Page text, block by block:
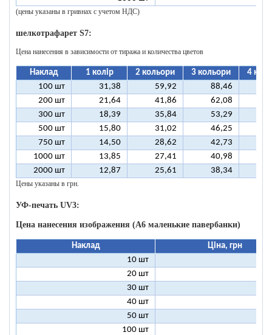
(цены указаны в гривнах с учетом НДС)
шелкотрафарет S7:
Цена нанесения в зависимости от тиража и количества цветов
Наклад 1 колір 2 кольори 3 кольори
4
100 шт
31,38 59,92 88,46
200 шт
21,64 41,86 62,08
300 шт
18,39 35,84 53,29
500 шт
15,80 31,02 46,25
750 шт
14,50 28,62 42,73
1000 шт
13,85 27,41 40,98
2000 шт
12,87 25,61 38,34
Цены указаны в грн.
УФ-печать UV3:
Цена нанесения изображения (А6 маленькие павербанки)
Наклад
Ціна, грн
10 шт
20 шт
30 шт
40 шт
50 шт
100 шт